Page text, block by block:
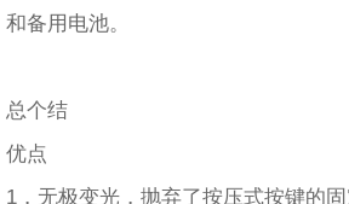
和备用电池。
总个结
优点
1，无极变光，抛弃了按压式按键的